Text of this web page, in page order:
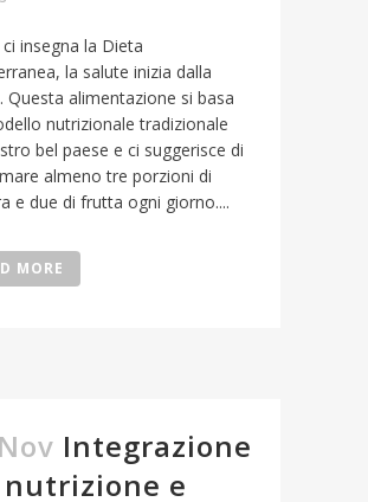
insegna la Dieta
la salute inizia dalla
Questa alimentazione si basa
nutrizionale tradizionale
bel paese e ci suggerisce di
almeno tre porzioni di
e due di frutta ogni giorno....
MORE
Integrazione
e